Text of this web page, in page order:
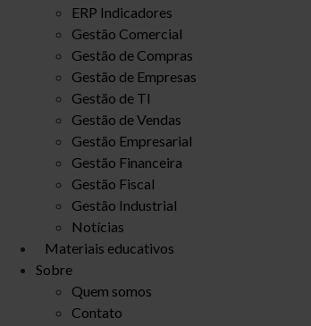
ERP Indicadores
Gestão Comercial
Gestão de Compras
Gestão de Empresas
Gestão de TI
Gestão de Vendas
Gestão Empresarial
Gestão Financeira
Gestão Fiscal
Gestão Industrial
Notícias
Materiais educativos
Sobre
Quem somos
Contato